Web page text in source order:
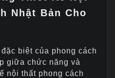
Nhật Bản Cho
biệt của phong cách
giữa chức năng và
nội thất phong cách